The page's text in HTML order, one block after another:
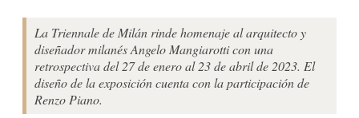
La Triennale de Milán rinde homenaje al arquitecto y
diseñador milanés Angelo Mangiarotti con una
retrospectiva del 27 de enero al 23 de abril de 2023. El
diseño de la exposición cuenta con la participación de
Renzo Piano.